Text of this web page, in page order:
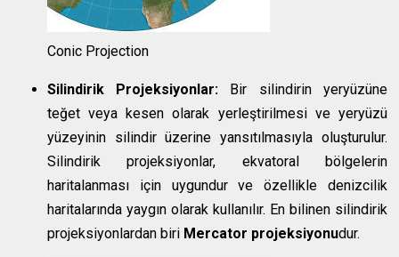
Conic Projection
Silindirik Projeksiyonlar: Bir silindirin yeryüzüne
teğet veya kesen olarak yerleştirilmesi ve yeryüzü
yüzeyinin silindir üzerine yansıtılmasıyla oluşturulur.
Silindirik projeksiyonlar, ekvatoral bölgelerin
haritalanması için uygundur ve özellikle denizcilik
haritalarında yaygın olarak kullanılır. En bilinen silindirik
projeksiyonlardan biri Mercator projeksiyonudur.